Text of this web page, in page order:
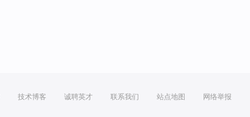
技术博客 诚聘英才 联系我们 站点地图 网络举报